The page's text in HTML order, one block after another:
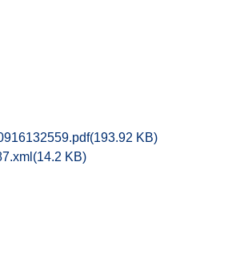
(193.92 KB)
(14.2 KB)